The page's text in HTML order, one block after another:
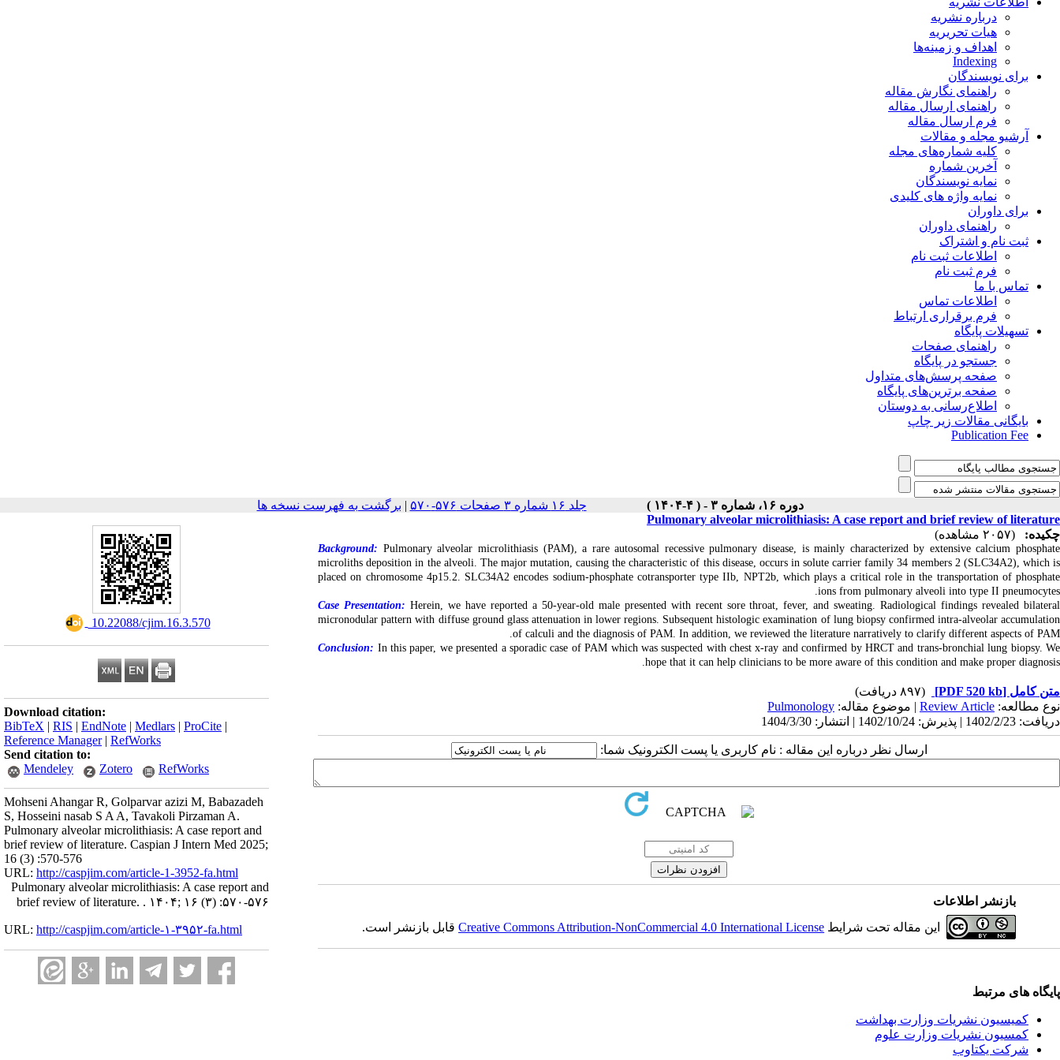
درباره نشریه
هیات تحریریه
اهداف و زمینه‌ها
Indexing
برای نویسندگان
راهنمای نگارش مقاله
راهنمای ارسال مقاله
فرم ارسال مقاله
آرشیو مجله و مقالات
کلیه شماره‌های مجله
آخرین شماره
نمایه نویسندگان
نمایه واژه های کلیدی
برای داوران
راهنمای داوران
ثبت نام و اشتراک
اطلاعات ثبت نام
فرم ثبت نام
تماس با ما
اطلاعات تماس
فرم برقراری ارتباط
تسهیلات پایگاه
راهنمای صفحات
جستجو در پایگاه
صفحه پرسش‌های متداول
صفحه برترین‌های پایگاه
اطلاع‌رسانی به دوستان
بایگانی مقالات زیر چاپ
Publication Fee
دوره ۱۶، شماره ۳ - ( ۴-۱۴۰۴ ) جلد ۱۶ شماره ۳ صفحات ۵۷۶-۵۷۰ | برگشت به فهرست نسخه ها
‎ 10.22088/cjim.16.3.570
Download citation:
BibTeX | RIS | EndNote | Medlars | ProCite |
Reference Manager| RefWorks
Send citation to:
Mendeley
Zotero RefWorks
Mohseni Ahangar R, Golparvar azizi M, Babazadeh
S, Hosseini nasab S A A, Tavakoli Pirzaman A.
Pulmonary alveolar microlithiasis: A case report and
brief review of literature. Caspian J Intern Med 2025;
16 (3) :570-576
URL: http://caspjim.com/article-1-3952-fa.html
Pulmonary alveolar microlithiasis: A case report and
brief review of literature. . ۱۴۰۴; ۱۶ (۳) :۵۷۰-۵۷۶
URL: http://caspjim.com/article-۱-۳۹۵۲-fa.html
Pulmonary alveolar microlithiasis: A case report and brief review of literature
چکیده:
(۲۰۵۷ مشاهده)
Background: Pulmonary alveolar microlithiasis (PAM), a rare autosomal recessive pulmonary disease, is mainly characterized by extensive calcium phosphate
microliths deposition in the alveoli. The major mutation, causing the characteristic of this disease, occurs in solute carrier family 34 members 2 (SLC34A2), which is
placed on chromosome 4p15.2. SLC34A2 encodes sodium-phosphate cotransporter type IIb, NPT2b, which plays a critical role in the transportation of phosphate
ions from pulmonary alveoli into type II pneumocytes.
Case Presentation: Herein, we have reported a 50-year-old male presented with recent sore throat, fever, and sweating. Radiological findings revealed bilateral
micronodular pattern with diffuse ground glass attenuation in lower regions. Subsequent histologic examination of lung biopsy confirmed intra-alveolar accumulation
of calculi and the diagnosis of PAM. In addition, we reviewed the literature narratively to clarify different aspects of PAM.
Conclusion: In this paper, we presented a sporadic case of PAM which was suspected with chest x-ray and confirmed by HRCT and trans-bronchial lung biopsy. We
hope that it can help clinicians to be more aware of this condition and make proper diagnosis.
متن کامل [PDF 520 kb]
(۸۹۷ دریافت)
نوع مطالعه: Review Article | موضوع مقاله: Pulmonology
دریافت: 1402/2/23 | پذیرش: 1402/10/24 | انتشار: 1404/3/30
ارسال نظر درباره این مقاله : نام کاربری یا پست الکترونیک شما:
بازنشر اطلاعات
این مقاله تحت شرایط Creative Commons Attribution-NonCommercial 4.0 International Licenseقابل بازنشر است.
پایگاه های مرتبط
کمیسیون نشریات وزارت بهداشت
کمسیون نشریات وزارت علوم
شرکت یکتاوب